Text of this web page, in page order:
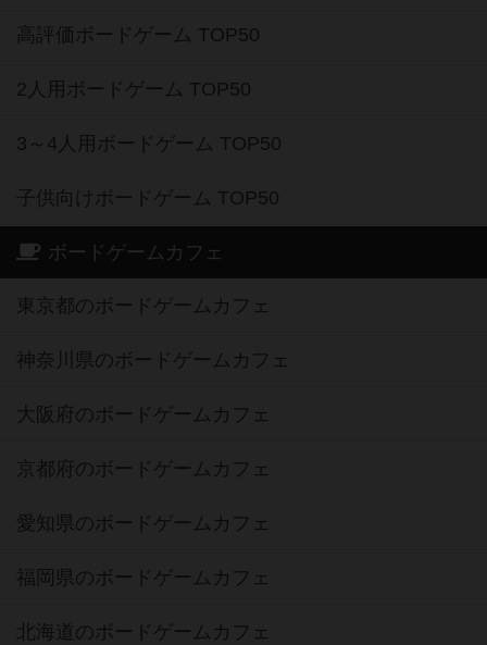
高評価ボードゲーム TOP50
2人用ボードゲーム TOP50
3～4人用ボードゲーム TOP50
子供向けボードゲーム TOP50
ボードゲームカフェ
東京都のボードゲームカフェ
神奈川県のボードゲームカフェ
大阪府のボードゲームカフェ
京都府のボードゲームカフェ
愛知県のボードゲームカフェ
福岡県のボードゲームカフェ
北海道のボードゲームカフェ